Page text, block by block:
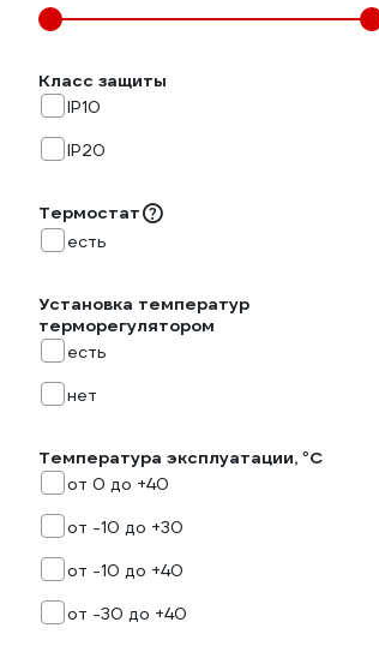
Класс защиты
IP10
IP20
Термостат
есть
Установка температур
терморегулятором
есть
нет
Температура эксплуатации, °С
от 0 до +40
от -10 до +30
от -10 до +40
от -30 до +40